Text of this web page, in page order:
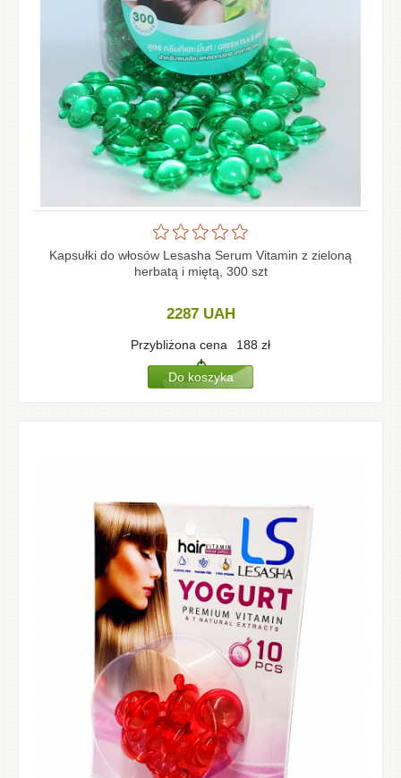
Kapsułki do włosów Lesasha Serum Vitamin z zieloną
herbatą i miętą, 300 szt
2287 UAH
Przybliżona cena 188 zł